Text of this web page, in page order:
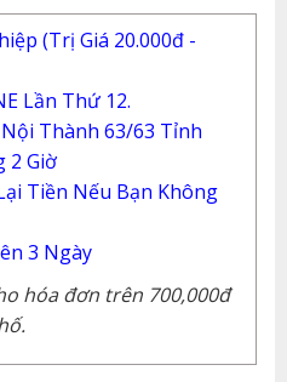
(Trị Giá 20.000đ -
Lần Thứ 12.
Thành 63/63 Tỉnh
2 Giờ
Tiền Nếu Bạn Không
3 Ngày
hóa đơn trên 700,000đ